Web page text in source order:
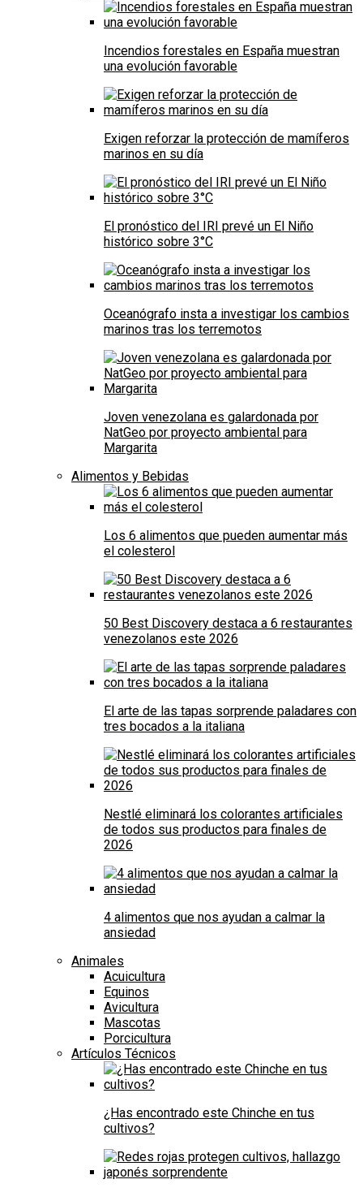
Incendios forestales en España muestran
una evolución favorable
Exigen reforzar la protección de mamíferos
marinos en su día
El pronóstico del IRI prevé un El Niño
histórico sobre 3°C
Oceanógrafo insta a investigar los cambios
marinos tras los terremotos
Joven venezolana es galardonada por
NatGeo por proyecto ambiental para
Margarita
Alimentos y Bebidas
Los 6 alimentos que pueden aumentar más
el colesterol
50 Best Discovery destaca a 6 restaurantes
venezolanos este 2026
El arte de las tapas sorprende paladares con
tres bocados a la italiana
Nestlé eliminará los colorantes artificiales
de todos sus productos para finales de
2026
4 alimentos que nos ayudan a calmar la
ansiedad
Animales
Acuicultura
Equinos
Avicultura
Mascotas
Porcicultura
Artículos Técnicos
¿Has encontrado este Chinche en tus
cultivos?